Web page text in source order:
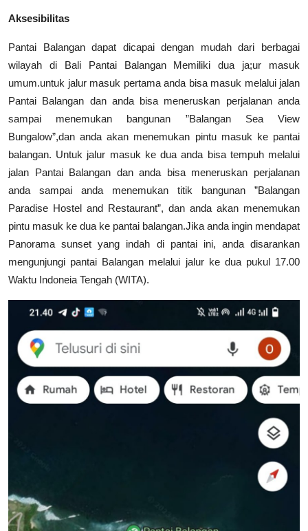
Aksesibilitas
Pantai Balangan dapat dicapai dengan mudah dari berbagai
wilayah di Bali Pantai Balangan Memiliki dua ja;ur masuk
umum.untuk jalur masuk pertama anda bisa masuk melalui jalan
Pantai Balangan dan anda bisa meneruskan perjalanan anda
sampai menemukan bangunan ”Balangan Sea View
Bungalow”,dan anda akan menemukan pintu masuk ke pantai
balangan. Untuk jalur masuk ke dua anda bisa tempuh melalui
jalan Pantai Balangan dan anda bisa meneruskan perjalanan
anda sampai anda menemukan titik bangunan ”Balangan
Paradise Hostel and Restaurant”, dan anda akan menemukan
pintu masuk ke dua ke pantai balangan.Jika anda ingin mendapat
Panorama sunset yang indah di pantai ini, anda disarankan
mengunjungi pantai Balangan melalui jalur ke dua pukul 17.00
Waktu Indoneia Tengah (WITA).